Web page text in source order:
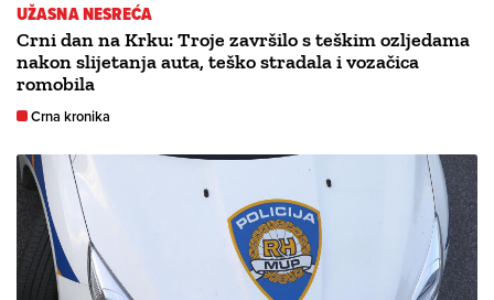
UŽASNA NESREĆA
Crni dan na Krku: Troje završilo s teškim ozljedama
nakon slijetanja auta, teško stradala i vozačica
romobila
Crna kronika